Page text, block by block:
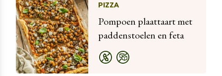
PIZZA
Pompoen plaattaart met
paddenstoelen en feta